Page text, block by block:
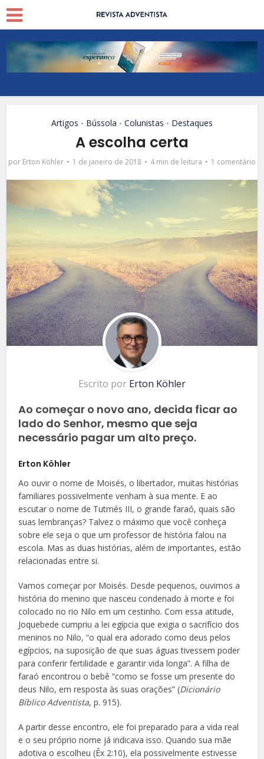
Artigos • Bússola • Colunistas • Destaques
A escolha certa
por Erton Köhler 1 de janeiro de 2018 4 min de leitura 1 comentário
Escrito por Erton Köhler
Ao começar o novo ano, decida ficar ao
lado do Senhor, mesmo que seja
necessário pagar um alto preço.
Erton Köhler
Ao ouvir o nome de Moisés, o libertador, muitas histórias
familiares possivelmente venham à sua mente. E ao
escutar o nome de Tutmés III, o grande faraó, quais são
suas lembranças? Talvez o máximo que você conheça
sobre ele seja o que um professor de história falou na
escola. Mas as duas histórias, além de importantes, estão
relacionadas entre si.
Vamos começar por Moisés. Desde pequenos, ouvimos a
história do menino que nasceu condenado à morte e foi
colocado no rio Nilo em um cestinho. Com essa atitude,
Joquebede cumpriu a lei egípcia que exigia o sacrifício dos
meninos no Nilo, “o qual era adorado como deus pelos
egípcios, na suposição de que suas águas tivessem poder
para conferir fertilidade e garantir vida longa”. A filha de
faraó encontrou o bebê “como se fosse um presente do
deus Nilo, em resposta às suas orações” (Dicionário
Bíblico Adventista, p. 915).
A partir desse encontro, ele foi preparado para a vida real
e o seu próprio nome já indicava isso. Quando sua mãe
adotiva o escolheu (Êx 2:10), ela possivelmente estivesse